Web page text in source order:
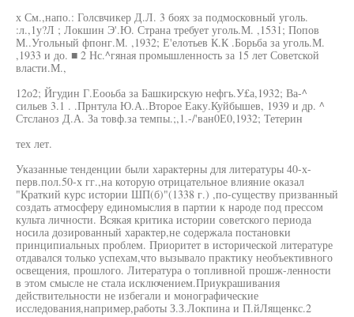
х См.,напо.: Голсвчикер Д.Л. 3 боях за подмосковный уголь.
:л.,1у?Л ; Локшин Э'.Ю. Страна требует уголь.М. ,1531; Попов
М..Угольный фпонг.М. ,1932; Е'елотьев К.К .Борьба за уголь.М.
,1933 и до. ■ 2 Нс.^гяная промышленность за 15 лет Советской
власти.М.,
12о2; Йгудин Г.Еооьба за Башкирскую нефгь.У£а,1932; Ва-^
сильев 3.1 . .Прнтула Ю.А..Второе Еаку.Куйбышев, 1939 и др. ^
Стсланоз Д.А. За товф.за темпы.;,1.-/'ван0Е0,1932; Тетерин
тех лет.
Указанные тенденции были характерны для литературы 40-х-
перв.пол.50-х гг.,на которую отрицательное влияние оказал
"Краткий курс истории ШП(б)"(1338 г.) ,по-существу призванный
создать атмосферу единомыслия в партии к народе под прессом
культа личности. Всякая критика истории советского периода
носила дозированный характер,не содержала постановки
принципиальных проблем. Приоритет в исторической литературе
отдавался только успехам,что вызывало практику необъективного
освещения, прошлого. Литература о топливной прошж-ленности
в этом смысле не стала исключением.Приукрашивания
действительности не избегали и монографические
исследования,например,работы З.З.Локпина и П.йЛященкс.2